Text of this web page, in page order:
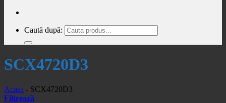
Caută după:
SCX4720D3
Acasa - SCX4720D3
Filtrează